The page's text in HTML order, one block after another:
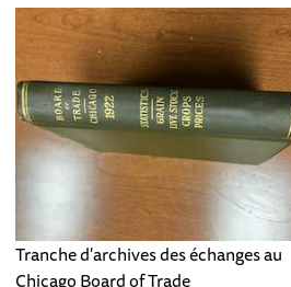
Tranche d'archives des échanges au
Chicago Board of Trade